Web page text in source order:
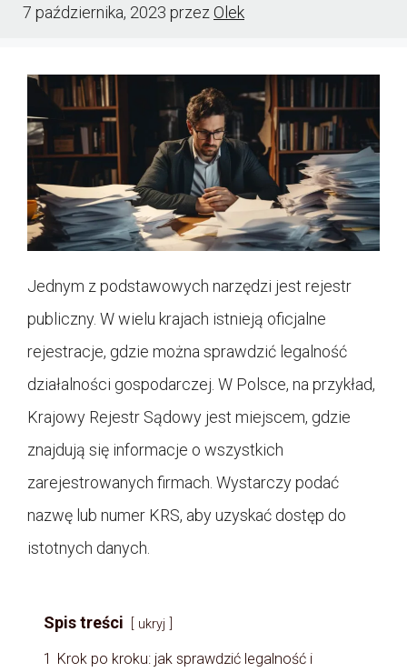
7 października, 2023 przez Olek
Jednym z podstawowych narzędzi jest rejestr
publiczny. W wielu krajach istnieją oficjalne
rejestracje, gdzie można sprawdzić legalność
działalności gospodarczej. W Polsce, na przykład,
Krajowy Rejestr Sądowy jest miejscem, gdzie
znajdują się informacje o wszystkich
zarejestrowanych firmach. Wystarczy podać
nazwę lub numer KRS, aby uzyskać dostęp do
istotnych danych.
Spis treści ukryj
1
Krok po kroku: jak sprawdzić legalność i